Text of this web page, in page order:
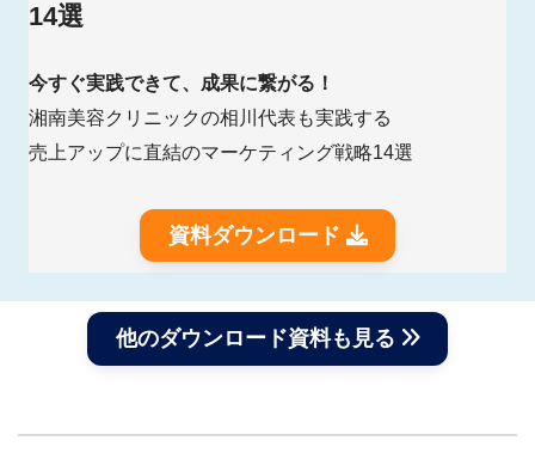
14選
今すぐ実践できて、成果に繋がる！
湘南美容クリニックの相川代表も実践する
売上アップに直結のマーケティング戦略14選
資料ダウンロード
他のダウンロード資料も見る